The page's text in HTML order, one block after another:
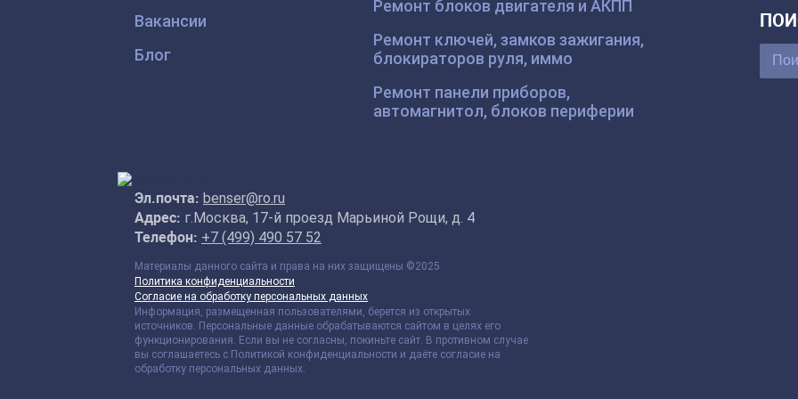
Вакансии
Блог
Ремонт блоков двигателя и АКПП
Ремонт ключей, замков зажигания,
блокираторов руля, иммо
Ремонт панели приборов,
автомагнитол, блоков периферии
Эл.почта: benser@ro.ru
Адрес: г.Москва, 17-й проезд Марьиной Рощи, д. 4
Телефон: +7 (499) 490 57 52
Материалы данного сайта и права на них защищены ©2025
Политика конфиденциальности
Согласие на обработку персональных данных
Информация, размещенная пользователями, берется из открытых
источников. Персональные данные обрабатываются сайтом в целях его
функционирования. Если вы не согласны, покиньте сайт. В противном случае
вы соглашаетесь с Политикой конфиденциальности и даёте согласие на
обработку персональных данных.